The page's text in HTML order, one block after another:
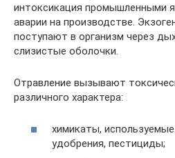
интоксикация промышленными
аварии на производстве.
поступают в организм через
слизистые оболочки.
Отравление вызывают
различного характера:
химикаты,
удобрения, пестициды;